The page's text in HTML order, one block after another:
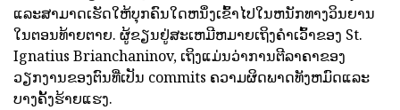
ແລະສາມາດເຮັດໃຫ້ບຸກຄົນໃດຫນຶ່ງເຂົ້າໄປໃນຫນັກທາງວິນຍານ
ໃນຕອນທ້າຍຕາຍ. ຜູ້ຂຽນຢູ່ສະເຫມີຫມາຍເຖິງຄໍາເວົ້າຂອງ St.
Ignatius Brianchaninov, ເຖິງແມ່ນວ່າການຕີລາຄາຂອງ
ວຽກງານຂອງຕົນທີ່ເປັນ commits ຄວາມຜິດພາດທັງຫມົດແລະ
ບາງຄັ້ງຮ້າຍແຮງ.